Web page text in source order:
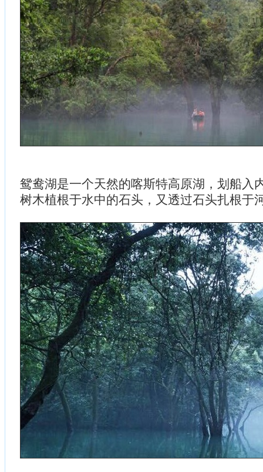
鸳鸯湖是一个天然的喀斯特高原湖，划船入
树木植根于水中的石头，又透过石头扎根于